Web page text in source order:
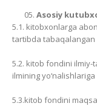
Asosiy
5.1. kitobxonlarga
tartibda tabaqalangan
5.2. kitob fondini
ilmining
5.3.kitob fondini